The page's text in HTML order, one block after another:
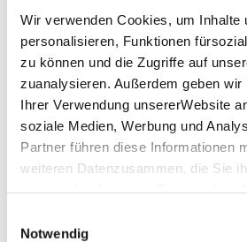
Wir verwenden Cookies, um Inhalte
personalisieren, Funktionen
zu können und die Zugriffe auf
zuanalysieren. Außerdem geben
Ihrer Verwendung unsererWebsite
soziale Medien, Werbung und
Partner führen diese Informationen
weiteren Datenzusammen, die Sie
Impressum
Notwendig
Telefon:0711/32 27 35
Website:www.krone-uhlbach.de
Planen Sie Ihre Anreise
Verkehrs- und Tarifverbund
Fahrplanauskunft des VVS
Deutsche Bahn AG
Fahrplanauskunft der DB
Google Maps